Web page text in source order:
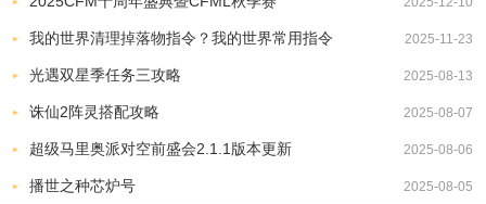
2、进入软件的首页，简约易操作的界面让你一目了然，仿佛置身于
音乐的海洋中;
我的世界清理掉落物指令？我的世界常用指令 2025-11-23
光遇双星季任务三攻略 2025-08-13
诛仙2阵灵搭配攻略 2025-08-07
超级马里奥派对空前盛会2.1.1版本更新 2025-08-06
播世之种芯炉号 2025-08-05